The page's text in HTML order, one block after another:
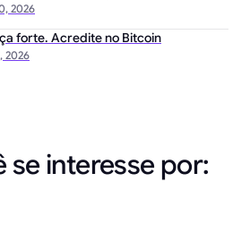
2026
2026
forte. Acredite no Bitcoin
se interesse por: